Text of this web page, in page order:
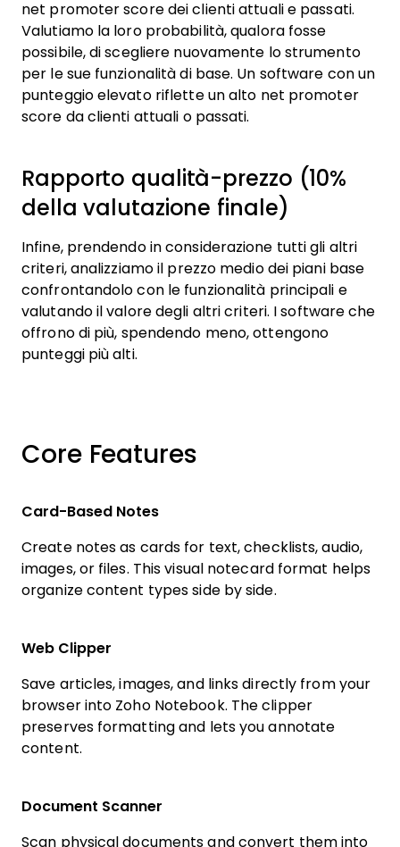
net promoter score dei clienti attuali e passati.
Valutiamo la loro probabilità, qualora fosse
possibile, di scegliere nuovamente lo strumento
per le sue funzionalità di base. Un software con un
punteggio elevato riflette un alto net promoter
score da clienti attuali o passati.
Rapporto qualità-prezzo (10%
della valutazione finale)
Infine, prendendo in considerazione tutti gli altri
criteri, analizziamo il prezzo medio dei piani base
confrontandolo con le funzionalità principali e
valutando il valore degli altri criteri. I software che
offrono di più, spendendo meno, ottengono
punteggi più alti.
Core Features
Card-Based Notes
Create notes as cards for text, checklists, audio,
images, or files. This visual notecard format helps
organize content types side by side.
Web Clipper
Save articles, images, and links directly from your
browser into Zoho Notebook. The clipper
preserves formatting and lets you annotate
content.
Document Scanner
Scan physical documents and convert them into